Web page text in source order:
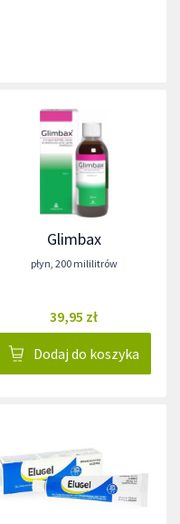
Glimbax
płyn 200 mililitrów
39,95 zł
Dodaj do koszyka